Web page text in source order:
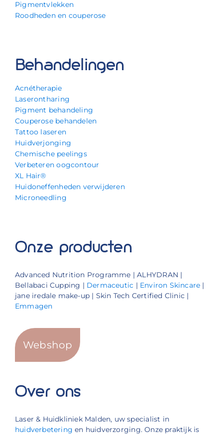
Pigmentvlekken
Roodheden en couperose
Behandelingen
Acnétherapie
Laserontharing
Pigment behandeling
Couperose behandelen
Tattoo laseren
Huidverjonging
Chemische peelings
Verbeteren oogcontour
XL Hair®
Huidoneffenheden verwijderen
Microneedling
Onze producten
Advanced Nutrition Programme | ALHYDRAN |
Bellabaci Cupping | Dermaceutic | Environ Skincare |
jane iredale make-up | Skin Tech Certified Clinic |
Emmagen
Webshop
Over ons
Laser & Huidkliniek Malden, uw specialist in
huidverbetering en huidverzorging. Onze praktijk is